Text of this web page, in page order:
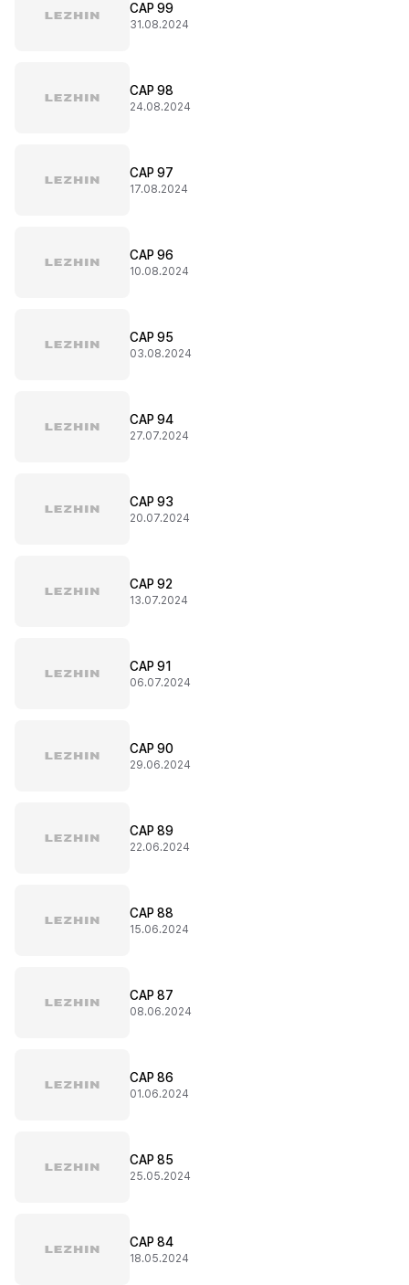
CAP 99
31.08.2024
CAP 98
24.08.2024
CAP 97
17.08.2024
CAP 96
10.08.2024
CAP 95
03.08.2024
CAP 94
27.07.2024
CAP 93
20.07.2024
CAP 92
13.07.2024
CAP 91
06.07.2024
CAP 90
29.06.2024
CAP 89
22.06.2024
CAP 88
15.06.2024
CAP 87
08.06.2024
CAP 86
01.06.2024
CAP 85
25.05.2024
CAP 84
18.05.2024